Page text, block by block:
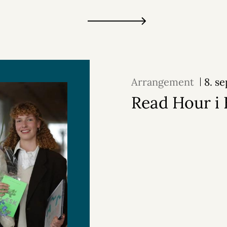
Arrangement 8.
Read Hour i